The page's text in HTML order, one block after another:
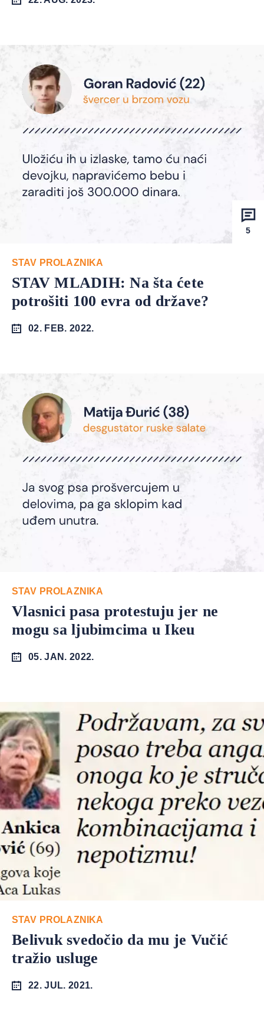
5
STAV PROLAZNIKA
STAV MLADIH: Na šta ćete
potrošiti 100 evra od države?
02. FEB. 2022.
STAV PROLAZNIKA
Vlasnici pasa protestuju jer ne
mogu sa ljubimcima u Ikeu
05. JAN. 2022.
STAV PROLAZNIKA
Belivuk svedočio da mu je Vučić
tražio usluge
22. JUL. 2021.